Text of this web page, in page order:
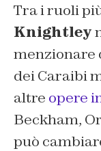
Tra i ruoli
Knightley
menzionare
dei Caraibi
altre opere
Beckham,
può